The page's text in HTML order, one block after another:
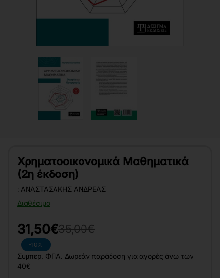
Χρηματοοικονομικά Μαθηματικά
(2η έκδοση)
Διαθέσιμο
: ΑΝΑΣΤΑΣΆΚΗΣ ΑΝΔΡΈΑΣ
-10%
31,50€35,00€
Συμπερ. ΦΠΑ. Δωρεάν παράδοση για αγορές άνω των
40€